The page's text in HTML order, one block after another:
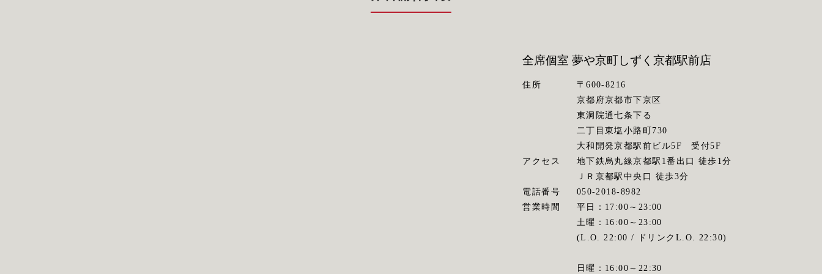
全席個室 夢や京町しずく京都駅前店
住所
〒600-8216
京都府京都市下京区
東洞院通七条下る
二丁目東塩小路町730
大和開発京都駅前ビル5F 受付5F
アクセス
地下鉄烏丸線京都駅1番出口 徒歩1分
ＪＲ京都駅中央口 徒歩3分
電話番号
050-2018-8982
営業時間
平日：17:00～23:00
土曜：16:00～23:00
(L.O. 22:00 / ドリンクL.O. 22:30)
日曜：16:00～22:30